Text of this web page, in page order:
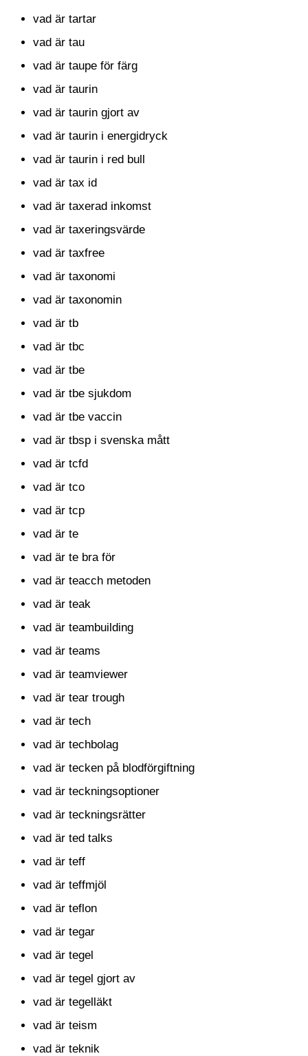
vad är tartar
vad är tau
vad är taupe för färg
vad är taurin
vad är taurin gjort av
vad är taurin i energidryck
vad är taurin i red bull
vad är tax id
vad är taxerad inkomst
vad är taxeringsvärde
vad är taxfree
vad är taxonomi
vad är taxonomin
vad är tb
vad är tbc
vad är tbe
vad är tbe sjukdom
vad är tbe vaccin
vad är tbsp i svenska mått
vad är tcfd
vad är tco
vad är tcp
vad är te
vad är te bra för
vad är teacch metoden
vad är teak
vad är teambuilding
vad är teams
vad är teamviewer
vad är tear trough
vad är tech
vad är techbolag
vad är tecken på blodförgiftning
vad är teckningsoptioner
vad är teckningsrätter
vad är ted talks
vad är teff
vad är teffmjöl
vad är teflon
vad är tegar
vad är tegel
vad är tegel gjort av
vad är tegelläkt
vad är teism
vad är teknik